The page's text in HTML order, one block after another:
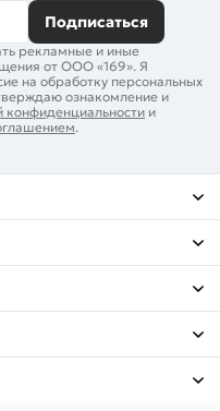
Подписаться
рекламные и иные
от ООО «169». Я
на обработку персональных
ознакомление и
конфиденциальности и
.